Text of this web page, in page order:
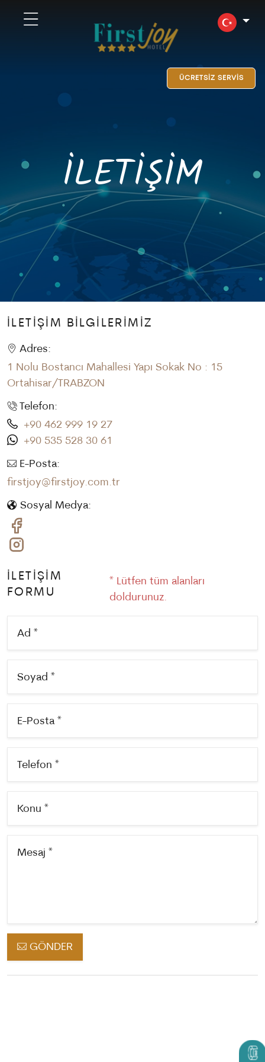
ÜCRETSİZ SERVİS
İLETİŞİM
İLETİŞİM BİLGİLERİMİZ
Adres:
1 Nolu Bostancı Mahallesi Yapı Sokak No : 15
Ortahisar/TRABZON
Telefon:
+90 462 999 19 27
+90 535 528 30 61
E-Posta:
firstjoy@firstjoy.com.tr
Sosyal Medya:
İLETİŞİM
FORMU
* Lütfen tüm alanları
doldurunuz.
Ad *
Soyad *
E-Posta *
Telefon *
Konu *
Mesaj *
GÖNDER